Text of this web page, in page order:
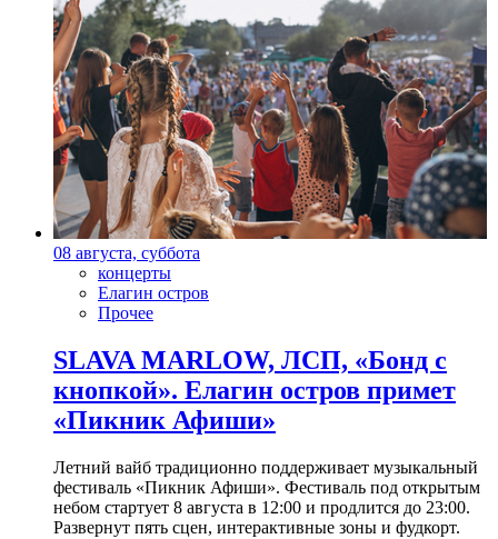
08 августа, суббота
концерты
Елагин остров
Прочее
SLAVA MARLOW, ЛСП, «Бонд с
кнопкой». Елагин остров примет
«Пикник Афиши»
Летний вайб традиционно поддерживает музыкальный
фестиваль «Пикник Афиши». Фестиваль под открытым
небом стартует 8 августа в 12:00 и продлится до 23:00.
Развернут пять сцен, интерактивные зоны и фудкорт.